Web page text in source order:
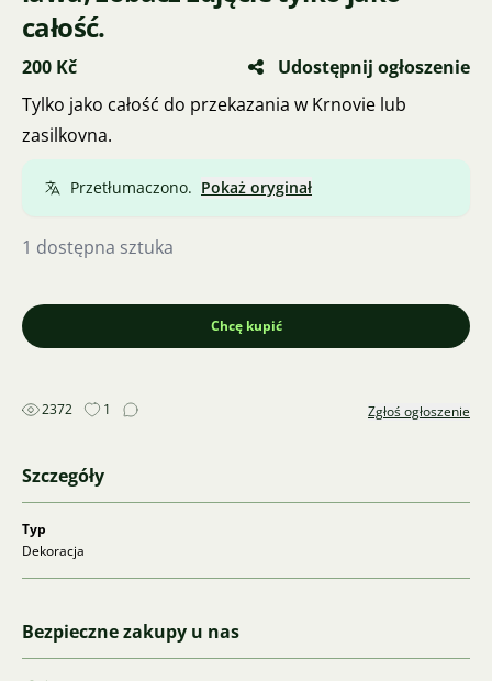
całość.
200 Kč
Udostępnij ogłoszenie
Tylko jako całość do przekazania w Krnovie lub
zasilkovna.
Przetłumaczono. Pokaż oryginał
1 dostępna sztuka
Chcę kupić
2372 1 Zgłoś ogłoszenie
Szczegóły
Typ
Dekoracja
Bezpieczne zakupy u nas